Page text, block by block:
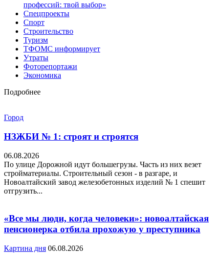
профессий: твой выбор»
Спецпроекты
Спорт
Строительство
Туризм
ТФОМС информирует
Утраты
Фоторепортажи
Экономика
Подробнее
Город
НЗЖБИ № 1: строят и строятся
06.08.2026
По улице Дорожной идут большегрузы. Часть из них везет
стройматериалы. Строительный сезон - в разгаре, и
Новоалтайский завод железобетонных изделий № 1 спешит
отгрузить...
«Все мы люди, когда человеки»: новоалтайская
пенсионерка отбила прохожую у преступника
Картина дня 06.08.2026